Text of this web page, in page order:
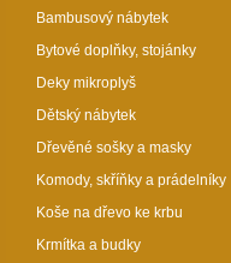
Bambusový nábytek
Bytové doplňky, stojánky
Deky mikroplyš
Dětský nábytek
Dřevěné sošky a masky
Komody, skříňky a prádelníky
Koše na dřevo ke krbu
Krmítka a budky